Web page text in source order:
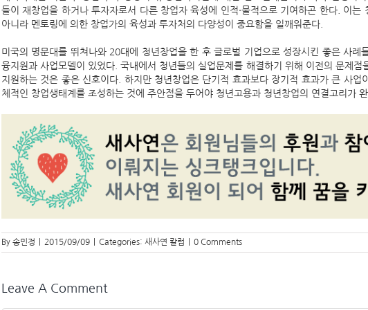
들이 재창업을 하거나 투자자로서 다른 창업자 육성에 인적·물적으로 기여하곤 한다. 이
아니라 멘토링에 의한 창업가의 육성과 투자처의 다양성이 중요함을 일깨워준다.
미국의 명문대를 뛰쳐나와 20대에 청년창업을 한 후 글로벌 기업으로 성장시킨 좋은 사례
융지원과 사업모델이 있었다. 국내에서 청년들의 실업문제를 해결하기 위해 이전의 문제
지원하는 것은 좋은 신호이다. 하지만 청년창업은 단기적 효과보다 장기적 효과가 큰 사업
체적인 창업생태계를 조성하는 것에 주안점을 두어야 청년고용과 청년창업의 연결고리가
By 송민정 2015/09/09 Categories: 새사연 칼럼 0 Comments
Leave A Comment